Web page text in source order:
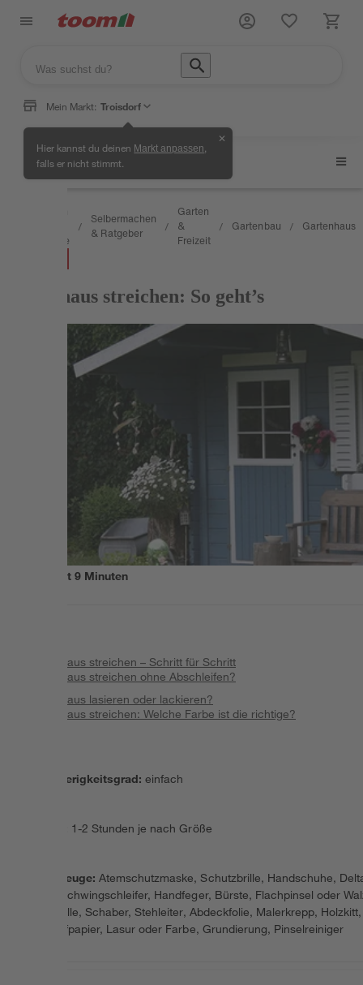
Mein Markt: Troisdorf
Hier kannst du deinen Markt anpassen
falls er nicht stimmt.
✕
Gartenhaus
Service
/
Selbermachen
& Ratgeber
/
Garten
&
Freizeit
/ Gartenbau / Gartenhaus
Gartenhaus streichen: So geht’s
Lesezeit9 Minuten
Gartenhaus streichen – Schritt für Schritt
Gartenhaus streichen ohne Abschleifen?
Gartenhaus lasieren oder lackieren?
Gartenhaus streichen: Welche Farbe ist die richtige?
Schwierigkeitsgrad:einfach
1-2 Stunden je nach Größe
Werkzeuge:Atemschutzmaske, Schutzbrille, Handschuhe,
oder Schwingschleifer, Handfeger, Bürste, Flachpinsel oder
Farbrolle, Schaber, Stehleiter, Abdeckfolie, Malerkrepp, Holzkitt,
Schleifpapier, Lasur oder Farbe, Grundierung, Pinselreiniger